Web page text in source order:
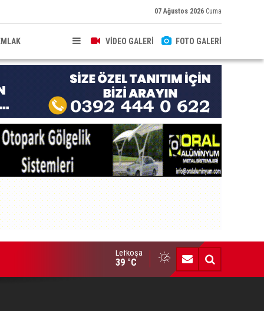
07 Ağustos 2026 Cuma
VİDEO GALERİ FOTO GALERİ
yollar pazar günü trafiğe kapatılacak
Lefkoşa
39 °C